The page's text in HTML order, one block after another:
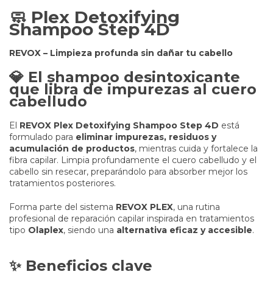
🧼 Plex Detoxifying
Shampoo Step 4D
REVOX – Limpieza profunda sin dañar tu cabello
💎 El shampoo desintoxicante
que libra de impurezas al cuero
cabelludo
El REVOX Plex Detoxifying Shampoo Step 4D está
formulado para eliminar impurezas, residuos y
acumulación de productos, mientras cuida y fortalece la
fibra capilar. Limpia profundamente el cuero cabelludo y el
cabello sin resecar, preparándolo para absorber mejor los
tratamientos posteriores.
Forma parte del sistema REVOX PLEX, una rutina
profesional de reparación capilar inspirada en tratamientos
tipo Olaplex, siendo una alternativa eficaz y accesible.
✨ Beneficios clave